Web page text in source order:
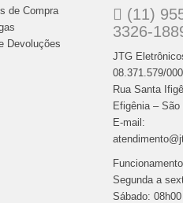
de Compra
Devoluções
(11)
3326-
JTG
08.371.579/
Rua Santa
Efigênia – São
E-mail:
Segunda a
Sábado: